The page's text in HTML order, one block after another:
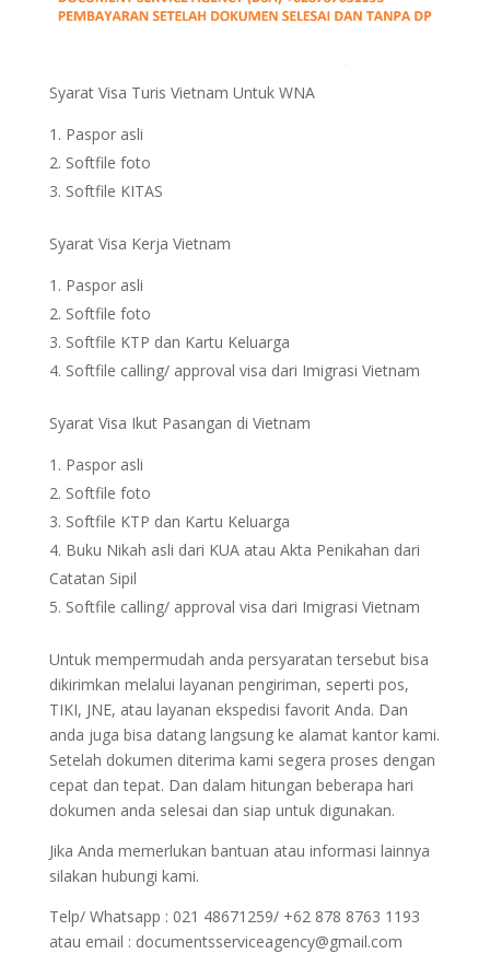
Syarat Visa Turis Vietnam Untuk WNA
Paspor asli
Softfile foto
Softfile KITAS
Syarat Visa Kerja Vietnam
Paspor asli
Softfile foto
Softfile KTP dan Kartu Keluarga
Softfile calling/ approval visa dari Imigrasi Vietnam
Syarat Visa Ikut Pasangan di Vietnam
Paspor asli
Softfile foto
Softfile KTP dan Kartu Keluarga
Buku Nikah asli dari KUA atau Akta Penikahan dari
Catatan Sipil
Softfile calling/ approval visa dari Imigrasi Vietnam
Untuk mempermudah anda persyaratan tersebut bisa
dikirimkan melalui layanan pengiriman, seperti pos,
TIKI, JNE, atau layanan ekspedisi favorit Anda. Dan
anda juga bisa datang langsung ke alamat kantor kami.
Setelah dokumen diterima kami segera proses dengan
cepat dan tepat. Dan dalam hitungan beberapa hari
dokumen anda selesai dan siap untuk digunakan.
Jika Anda memerlukan bantuan atau informasi lainnya
silakan hubungi kami.
Telp/ Whatsapp : 021 48671259/ +62 878 8763 1193
atau email : documentsserviceagency@gmail.com